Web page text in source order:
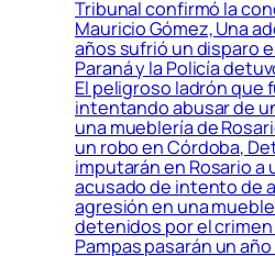
Tribunal confirmó la
Mauricio Gómez, Una
años sufrió un disparo
Paraná y la Policía
El peligroso ladrón que
intentando abusar de
una mueblería de
un robo en Córdoba,
imputarán en Rosario
acusado de intento de
agresión en una
detenidos por el crimen
Pampas pasarán un